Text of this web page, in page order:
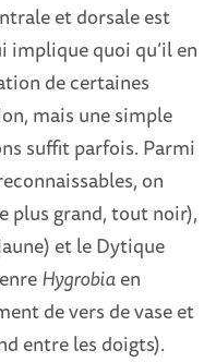
et dorsale est
implique quoi qu’il en
de certaines
mais une simple
suffit parfois. Parmi
on
plus grand, tout noir),
et le Dytique
Hygrobiaen
de vers de vase et
entre les doigts).